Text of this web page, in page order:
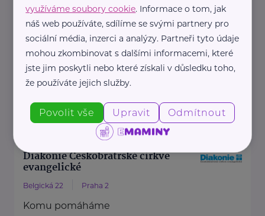
Diakonie ČCE - středisko v Ostravě
Syllabova Ostrava
http://www.diakonie.cz
http://www.ostrava.diakonie.cz
+420 739 068 303
zednikova@diakonieostrava.cz
Diakonie Českobratrské církve
evangelické
Belgická 22 Praha 2
Komu pomáháme
využíváme soubory cookie. Informace o tom, jak
náš web používáte, sdílíme se svými partnery pro
sociální média, inzerci a analýzy. Partneři tyto údaje
mohou zkombinovat s dalšími informacemi, které
jste jim poskytli nebo které získali v důsledku toho,
že používáte jejich služby.
Povolit vše Upravit Odmítnout